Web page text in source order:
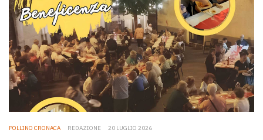
POLLINO CRONACA REDAZIONE 20 LUGLIO 2026